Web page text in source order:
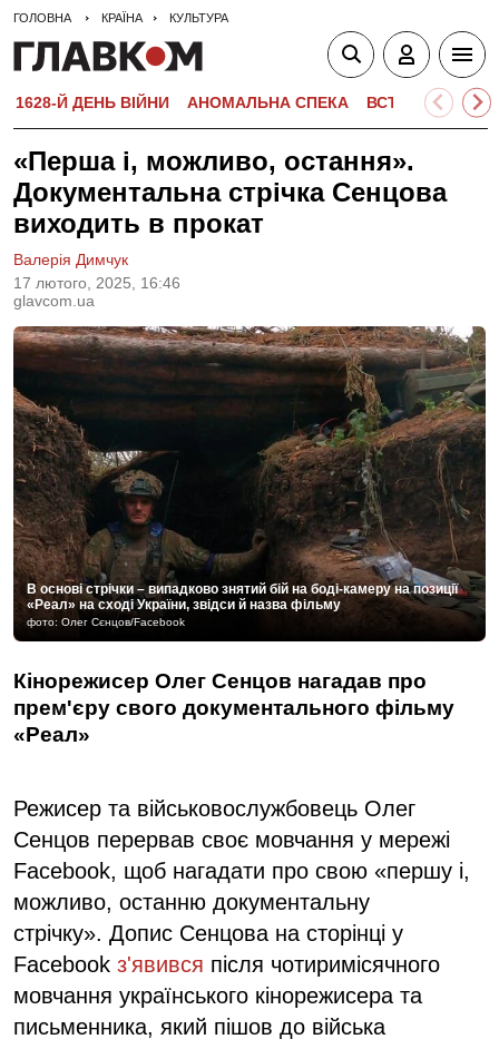
ГОЛОВНА КРАЇНА КУЛЬТУРА
1628-Й ДЕНЬ ВІЙНИ АНОМАЛЬНА СПЕКА ВСТУПНА
«Перша і, можливо, остання».
Документальна стрічка Сенцова
виходить в прокат
17 лютого, 2025, 16:46
glavcom.ua
Валерія Димчук
В основі стрічки – випадково знятий бій на боді-камеру на позиції
«Реал» на сході України, звідси й назва фільму
фото: Олег Сєнцов/Facebook
Кінорежисер Олег Сенцов нагадав про
прем'єру свого документального фільму
«Реал»
Режисер та військовослужбовець Олег
Сенцов перервав своє мовчання у мережі
Facebook, щоб нагадати про свою «першу і,
можливо, останню документальну
стрічку». Допис Сенцова на сторінці у
Facebook з'явився після чотиримісячного
мовчання українського кінорежисера та
письменника, який пішов до війська